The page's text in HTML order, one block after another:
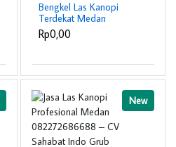
Bengkel Las Kanopi
Terdekat Medan
082272686688 –
Profesional & Bergaransi
Rp0,00
New